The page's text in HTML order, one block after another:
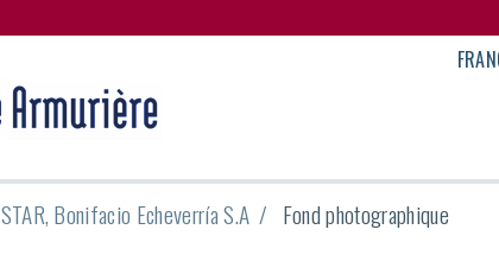
STAR, Bonifacio Echeverría S.A Fond photographique